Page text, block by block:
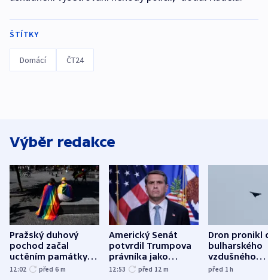
ŠTÍTKY
Domácí ČT24
Výběr redakce
Pražský duhový
pochod začal
uctěním památky
obětí berlínského
12:02 před 6 m
Americký Senát
potvrdil Trumpova
právníka jako
ministra
12:53 před 12 m
Dron pronikl
bulharského
vzdušného
prostoru,
před 1h